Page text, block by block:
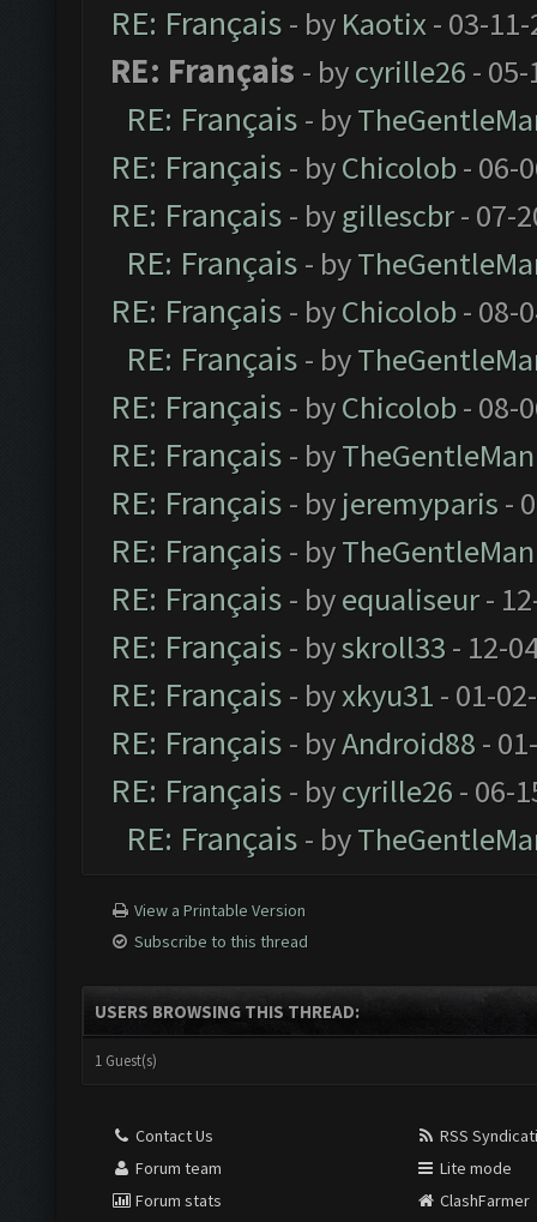
RE: Français - by Kaotix- 03-
RE: Français - bycyrille26 -
RE: Français - by
RE: Français - byChicolob- 06-
RE: Français - bygillescbr- 07-
RE: Français - by
RE: Français - byChicolob- 08-
RE: Français - by
RE: Français - byChicolob- 08-
RE: Français - byTheGentleMan
RE: Français - by jeremyparis -
RE: Français - byTheGentleMan
RE: Français - byequaliseur-
RE: Français - byskroll33 - 12-
RE: Français - byxkyu31 - 01-
RE: Français - byAndroid88 -
RE: Français - bycyrille26 - 06-
RE: Français - by
View a Printable Version
Subscribe to this thread
USERS BROWSING THIS THREAD:
1 Guest(s)
Contact Us
Forum team
Forum stats
RSS
Lite mode
ClashFarmer